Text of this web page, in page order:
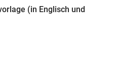
(in Englisch und